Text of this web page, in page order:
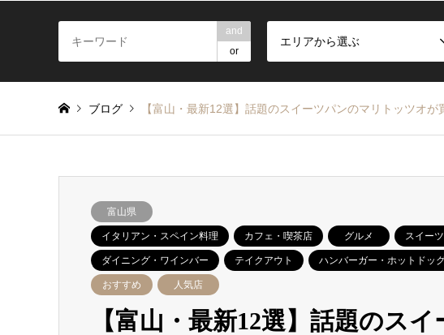
and
or
エリアから選ぶ
ブログ 【富山・最新12選】話題のスイーツパンのマリトッツオ
富山県
イタリアン・スペイン料理 カフェ・喫茶店 グルメ スイー
ダイニング・ワインバー テイクアウト ハンバーガー・ホットドッ
おすすめ 人気店
【富山・最新12選】話題のス